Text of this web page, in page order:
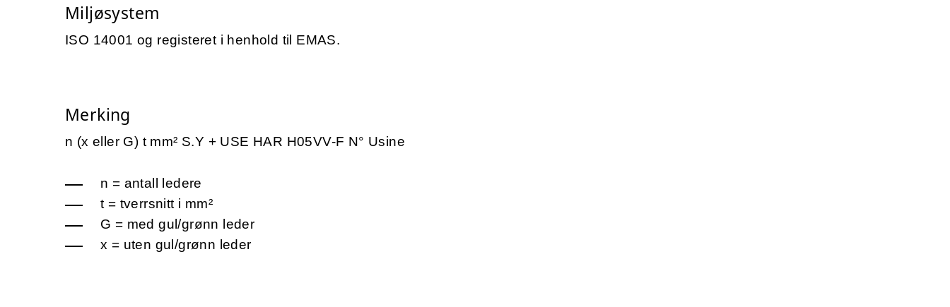
Miljøsystem
ISO 14001 og registeret i henhold til EMAS.
Merking
n (x eller G) t mm² S.Y + USE HAR H05VV-F N° Usine
n = antall ledere
t = tverrsnitt i mm²
G = med gul/grønn leder
x = uten gul/grønn leder